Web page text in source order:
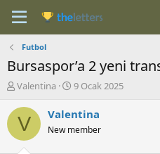
Futbol
Bursaspor’a 2 yeni
K
n
b
u
Valentina
B
ş
a
9 Ocak 2025
V Valentina
New member